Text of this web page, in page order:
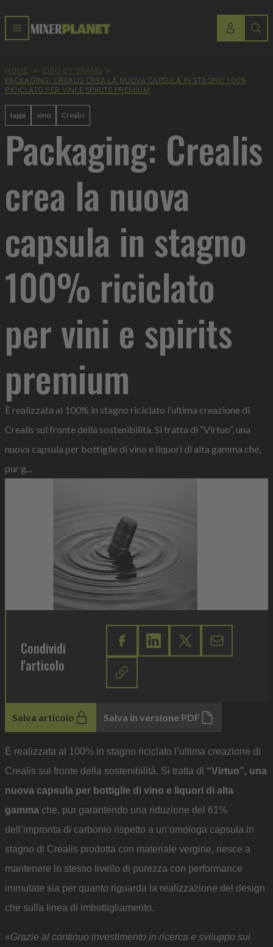
HOME > CIBO BY GRAMS
>
PACKAGING: CREALIS CREA LA NUOVA CAPSULA IN STAGNO 100%
RICICLATO PER VINI E SPIRITS PREMIUM
tappi vino Crealis
Packaging: Crealis
crea la nuova
capsula in stagno
100% riciclato
per vini e spirits
premium
È realizzata al 100% in stagno riciclato l’ultima creazione di
Crealis sul fronte della sostenibilità. Si tratta di “Virtuo”, una
nuova capsula per bottiglie di vino e liquori di alta gamma che,
pur g...
Condividi
l'articolo
Salva articolo Salva in versione PDF
È realizzata al 100% in stagno riciclato l’ultima creazione di
Crealis sul fronte della sostenibilità. Si tratta di “Virtuo”, una
nuova capsula per bottiglie di vino e liquori di alta
gamma che, pur garantendo una riduzione del 61%
dell’impronta di carbonio rispetto a un’omologa capsula in
stagno di Crealis prodotta con materiale vergine, riesce a
mantenere lo stesso livello di purezza con performance
immutate sia per quanto riguarda la realizzazione del design
che sulla linea di imbottigliamento.
«Grazie al continuo investimento in ricerca e sviluppo sui